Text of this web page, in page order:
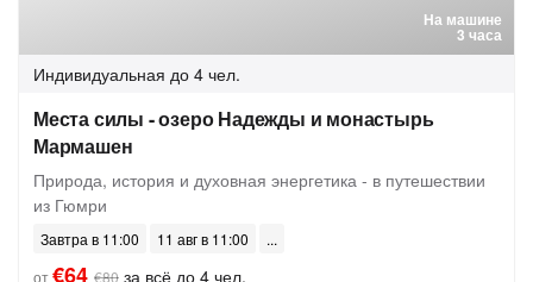
На машине
3 часа
Индивидуальная до 4 чел.
Места силы - озеро Надежды и монастырь
Мармашен
Природа, история и духовная энергетика - в путешествии
из Гюмри
Завтра в 11:00
11 авг в 11:00
от€64 €80 за всё до 4 чел.